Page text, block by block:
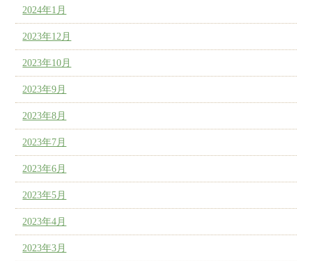
2024年1月
2023年12月
2023年10月
2023年9月
2023年8月
2023年7月
2023年6月
2023年5月
2023年4月
2023年3月